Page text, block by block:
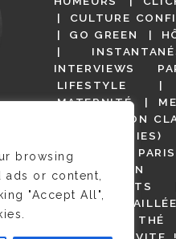
browsing
or content,
"Accept All",
A
CULTURE
GO GREEN
INTERVIEWS
LIFESTYLE
MATERNITÉ
NON
(BUT GOODIES)
MAGOT !
PARIS EN
RESTAURANTS
PRESSE
SALONS DE THÉ
VIDÉOS
VITE